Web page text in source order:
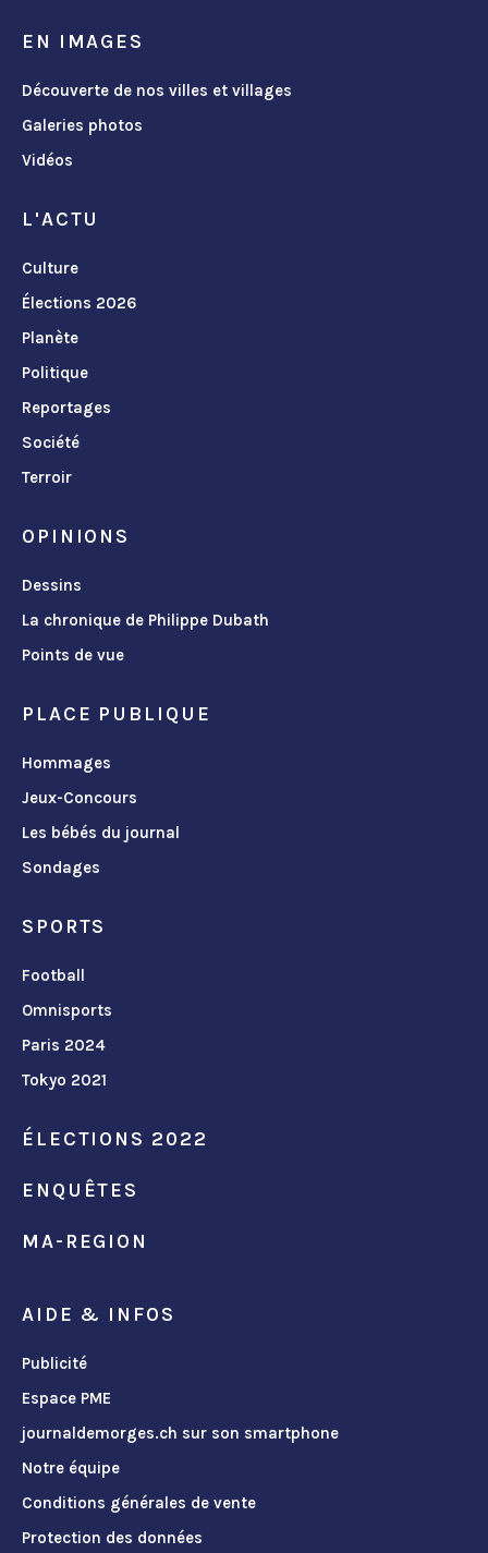
EN IMAGES
Découverte de nos villes et villages
Galeries photos
Vidéos
L'ACTU
Culture
Élections 2026
Planète
Politique
Reportages
Société
Terroir
OPINIONS
Dessins
La chronique de Philippe Dubath
Points de vue
PLACE PUBLIQUE
Hommages
Jeux-Concours
Les bébés du journal
Sondages
SPORTS
Football
Omnisports
Paris 2024
Tokyo 2021
ÉLECTIONS 2022
ENQUÊTES
MA-REGION
AIDE & INFOS
Publicité
Espace PME
journaldemorges.ch sur son smartphone
Notre équipe
Conditions générales de vente
Protection des données